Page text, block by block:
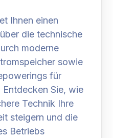
Ihnen einen
die technische
moderne
sowie
für
Sie, wie
Technik Ihre
steigern und die
Betriebs